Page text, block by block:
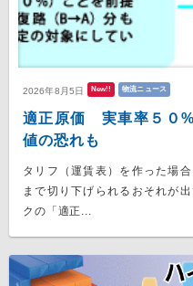
2026年8月5日 New!! 物流ニュース
適正原価 実車率５０
値の恐れも
タリフ（運賃表）を作った場
まで切り下げられるおそれが
クの「適正...